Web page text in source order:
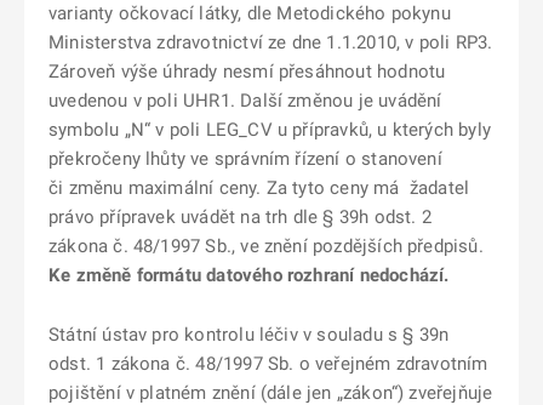
varianty očkovací látky, dle Metodického pokynu
Ministerstva zdravotnictví ze dne 1.1.2010, v poli RP3.
Zároveň výše úhrady nesmí přesáhnout hodnotu
uvedenou v poli UHR1. Další změnou je uvádění
symbolu „N“ v poli LEG_CV u přípravků, u kterých byly
překročeny lhůty ve správním řízení o stanovení
či změnu maximální ceny. Za tyto ceny má žadatel
právo přípravek uvádět na trh dle § 39h odst. 2
zákona č. 48/1997 Sb., ve znění pozdějších předpisů.
Ke změně formátu datového rozhraní nedochází.
Státní ústav pro kontrolu léčiv v souladu s § 39n
odst. 1 zákona č. 48/1997 Sb. o veřejném zdravotním
pojištění v platném znění (dále jen „zákon“) zveřejňuje